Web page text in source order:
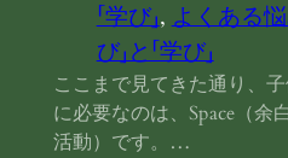
「学び」, よくある
び」と「学び」
ここまで見てきた通り、
に必要なのは、Space（余
活動）です。…